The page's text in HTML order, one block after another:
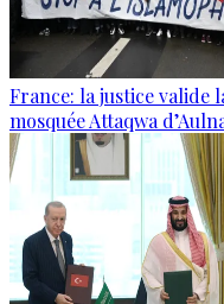
France: la justice valide
mosquée Attaqwa